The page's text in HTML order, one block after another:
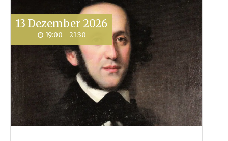
13 Dezember 2026
19:00 - 21:30